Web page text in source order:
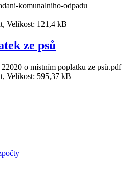
komunalniho-odpadu
Velikost: 121,4 kB
ze psů
o místním poplatku ze psů.pdf
Velikost: 595,37 kB